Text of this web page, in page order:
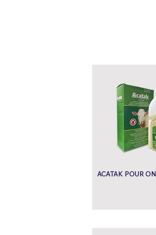
ACATAK POUR ON